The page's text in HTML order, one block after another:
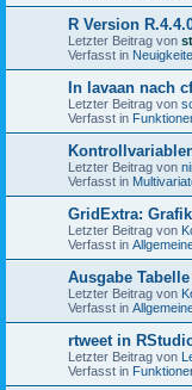
R Version
Letzter Beitrag von
Verfasst in
In lavaan nach
Letzter Beitrag von
Verfasst in
Letzter Beitrag von
Verfasst in
GridExtra:
Letzter Beitrag von
Verfasst in
Ausgabe
Letzter Beitrag von
Verfasst in
rtweet in
Letzter Beitrag von
Verfasst in